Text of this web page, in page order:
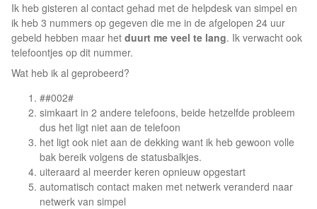
Ik heb gisteren al contact gehad met de helpdesk van simpel en
ik heb 3 nummers op gegeven die me in de afgelopen 24 uur
gebeld hebben maar het duurt me veel te lang. Ik verwacht ook
telefoontjes op dit nummer.
Wat heb ik al geprobeerd?
##002#
simkaart in 2 andere telefoons, beide hetzelfde probleem
dus het ligt niet aan de telefoon
het ligt ook niet aan de dekking want ik heb gewoon volle
bak bereik volgens de statusbalkjes.
uiteraard al meerder keren opnieuw opgestart
automatisch contact maken met netwerk veranderd naar
netwerk van simpel